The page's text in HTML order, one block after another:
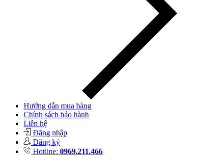
Hướng dẫn mua hàng
Chính sách bảo hành
Liên hệ
Đăng nhập
Đăng ký
Hotline: 0969.211.466